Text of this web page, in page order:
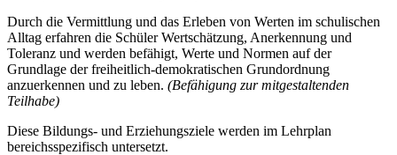
Durch die Vermittlung und das Erleben von Werten im schulischen
Alltag erfahren die Schüler Wertschätzung, Anerkennung und
Toleranz und werden befähigt, Werte und Normen auf der
Grundlage der freiheitlich-demokratischen Grundordnung
anzuerkennen und zu leben. (Befähigung zur mitgestaltenden
Teilhabe)
Diese Bildungs- und Erziehungsziele werden im Lehrplan
bereichsspezifisch untersetzt.